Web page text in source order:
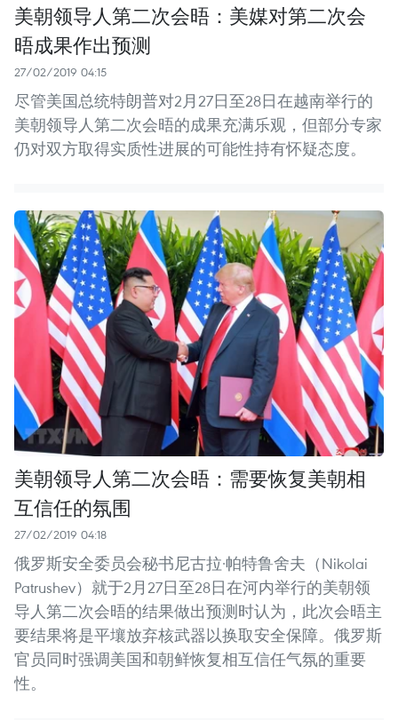
美朝领导人第二次会晤：美媒对第二次会
晤成果作出预测
27/02/2019 04:15
尽管美国总统特朗普对2月27日至28日在越南举行的
美朝领导人第二次会晤的成果充满乐观，但部分专家
仍对双方取得实质性进展的可能性持有怀疑态度。
美朝领导人第二次会晤：需要恢复美朝相
互信任的氛围
27/02/2019 04:18
俄罗斯安全委员会秘书尼古拉·帕特鲁舍夫（Nikolai
Patrushev）就于2月27日至28日在河内举行的美朝领
导人第二次会晤的结果做出预测时认为，此次会晤主
要结果将是平壤放弃核武器以换取安全保障。俄罗斯
官员同时强调美国和朝鲜恢复相互信任气氛的重要
性。